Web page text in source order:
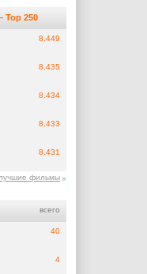
250
8.449
8.435
8.434
8.433
8.431
лучшие фильмы
всего
40
4